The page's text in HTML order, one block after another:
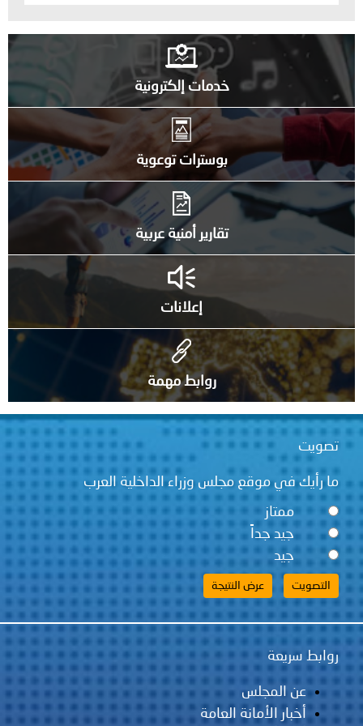
خدمات إلكترونية
بوسترات توعوية
روابط مهمة
مجلس وزراء الداخلية العرب
العامة